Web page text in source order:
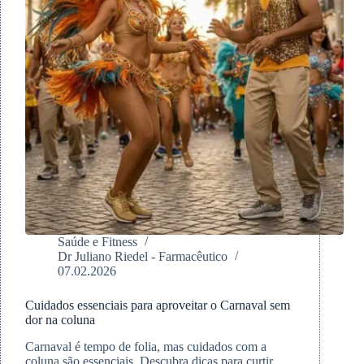
Hipertrofia
Saúde e Fitness
Dr Juliano Riedel - Farmacêutico
07.02.2026
Cuidados essenciais para aproveitar o Carnaval sem
dor na coluna
Carnaval é tempo de folia, mas cuidados com a
coluna são essenciais. Descubra dicas para curtir